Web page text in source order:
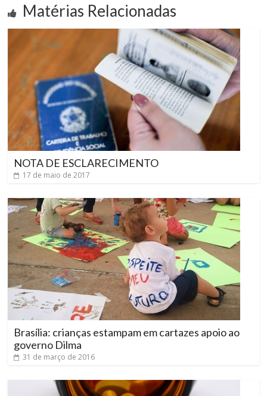
Matérias Relacionadas
NOTA DE ESCLARECIMENTO
17 de maio de 2017
Brasília: crianças estampam em cartazes apoio ao
governo Dilma
31 de março de 2016